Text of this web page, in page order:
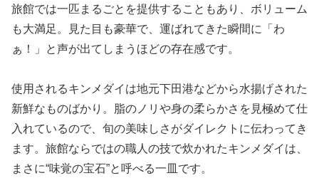
旅館では一匹まるごとを提供することもあり、ボリューム
も大満足。見た目も豪華で、運ばれてきた瞬間に「わ
ぁ！」と声が出てしまうほどの存在感です。
使用されるキンメダイは地元下田港などから水揚げされた
新鮮なものばかり。脂のノリや身の柔らかさを見極めて仕
入れているので、旬の美味しさがダイレクトに伝わってき
ます。旅館ならではの職人の技で炊かれたキンメダイは、
まさに“味覚の宝石”と呼べる一皿です。